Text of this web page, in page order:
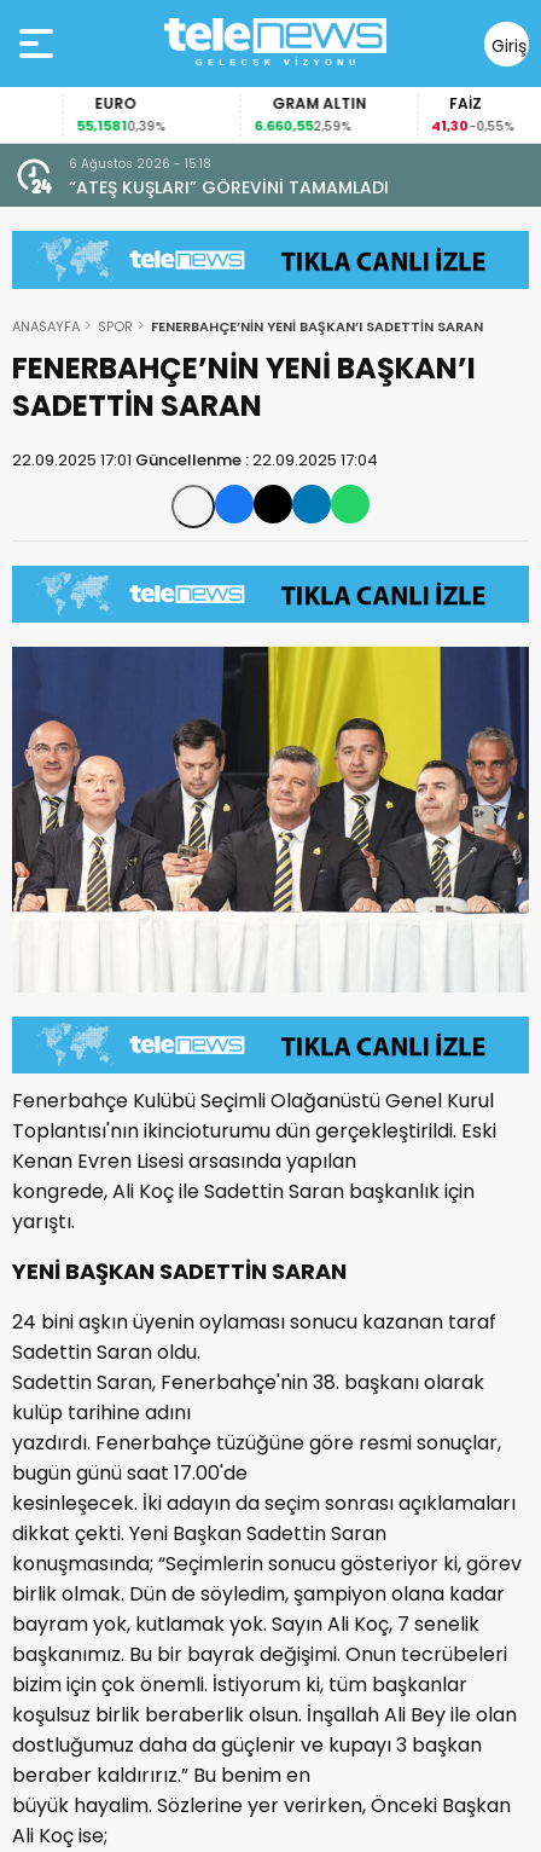
Giriş
Yap
EURO
55,15810,39%
GRAM ALTIN
6.660,552,59%
FAİZ
41,30-0,55%
6 Ağustos 2026 - 15:18
“ATEŞ KUŞLARI” GÖREVİNİ TAMAMLADI
ANASAYFA SPOR FENERBAHÇE’NİN YENİ BAŞKAN’I SADETTİN SARAN
FENERBAHÇE’NİN YENİ BAŞKAN’I
SADETTİN SARAN
22.09.2025 17:01 Güncellenme :22.09.2025 17:04
Fenerbahçe Kulübü Seçimli Olağanüstü Genel Kurul
Toplantısı'nın ikincioturumu dün gerçekleştirildi. Eski
Kenan Evren Lisesi arsasında yapılan
kongrede, Ali Koç ile Sadettin Saran başkanlık için
yarıştı.
YENİ BAŞKAN SADETTİN SARAN
24 bini aşkın üyenin oylaması sonucu kazanan taraf
Sadettin Saran oldu.
Sadettin Saran, Fenerbahçe'nin 38. başkanı olarak
kulüp tarihine adını
yazdırdı. Fenerbahçe tüzüğüne göre resmi sonuçlar,
bugün günü saat 17.00'de
kesinleşecek. İki adayın da seçim sonrası açıklamaları
dikkat çekti. Yeni Başkan Sadettin Saran
konuşmasında; “Seçimlerin sonucu gösteriyor ki, görev
birlik olmak. Dün de söyledim, şampiyon olana kadar
bayram yok, kutlamak yok. Sayın Ali Koç, 7 senelik
başkanımız. Bu bir bayrak değişimi. Onun tecrübeleri
bizim için çok önemli. İstiyorum ki, tüm başkanlar
koşulsuz birlik beraberlik olsun. İnşallah Ali Bey ile olan
dostluğumuz daha da güçlenir ve kupayı 3 başkan
beraber kaldırırız.” Bu benim en
büyük hayalim. Sözlerine yer verirken, Önceki Başkan
Ali Koç ise;